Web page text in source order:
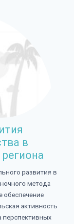
в
развития в
метода
обеспечение
активность
перспективных